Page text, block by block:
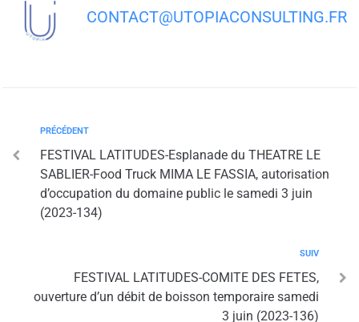
CONTACT@UTOPIACONSULTING.FR
PRÉCÉDENT
FESTIVAL LATITUDES-Esplanade du THEATRE LE
SABLIER-Food Truck MIMA LE FASSIA, autorisation
d’occupation du domaine public le samedi 3 juin
(2023-134)
SUIV
FESTIVAL LATITUDES-COMITE DES FETES,
ouverture d’un débit de boisson temporaire samedi
3 juin (2023-136)